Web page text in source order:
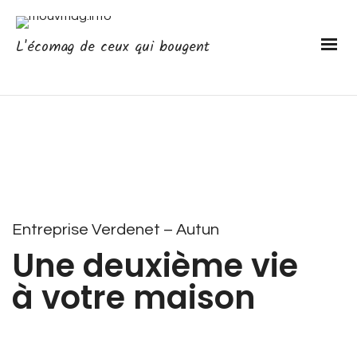
L'écomag de ceux qui bougent
Entreprise Verdenet – Autun
Une deuxième vie
à votre maison